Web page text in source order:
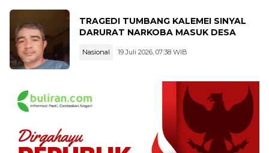
TRAGEDI TUMBANG KALEMEI SINYAL
DARURAT NARKOBA MASUK DESA
Nasional 19 Juli 2026, 07:38 WIB